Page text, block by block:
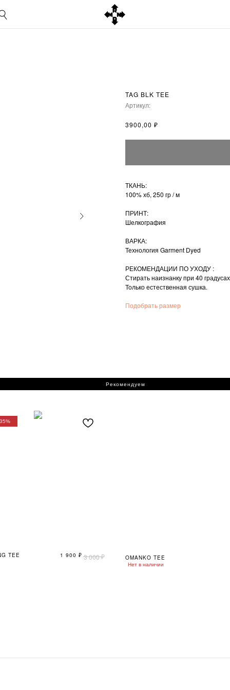
TAG BLK TEE
Артикул:
3900,00 ₽
ТКАНЬ:
100% хб, 250 гр / м
ПРИНТ:
Шелкография
ВАРКА:
Технология Garment Dyed
РЕКОМЕНДАЦИИ ПО УХОДУ :
Стирать наизнанку при 40
Только естественная сушка.
Подобрать размер
Рекомендуем
TEE 1 900 ₽ 3 000₽
OMANKO TEE
Нет в наличии